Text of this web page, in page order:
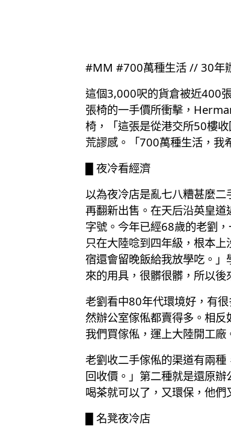
#MM #700萬種生活 // 30年
這個3,000呎的貨倉被近400
張椅的一手價所衝擊，
椅，「這張是從港交所50樓
荒謬感。「700萬種生活，我
█ 夜冷看經濟
以為夜冷店是亂七八糟甚麼
再翻新出售。在天后沿英皇
字號。今年已經68歲的老劉
只在大陸唸到四年級，根本
宿還會留晚飯給我放學吃。
來的用具，很髒很髒，所以後
老劉看中80年代環境好，有
然辦公室傢俬都賣得多。相
我們買傢俬，運上大陸開工
老劉收二手傢俬的渠道有兩
回收價。」第二種就是還原
喝茶就可以了，又環保，他們
█ 名凳夜冷店